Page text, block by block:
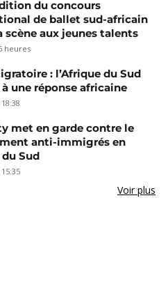
du concours
de ballet sud-africain
scène aux jeunes talents
heures
: l’Afrique du Sud
une réponse africaine
met en garde contre le
anti-immigrés en
Sud
Voir plus